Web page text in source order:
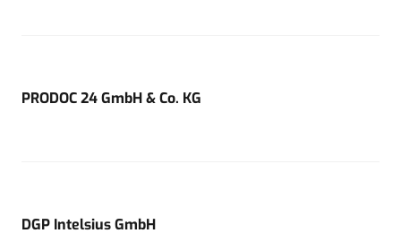
PRODOC 24 GmbH & Co. KG
DGP Intelsius GmbH